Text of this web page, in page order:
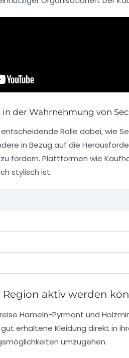
in der Wahrnehmung von
entscheidende Rolle dabei, wie
in Bezug auf die
fördern. Plattformen wie
stylisch ist.
Region aktiv werden
Hameln-Pyrmont und
erhaltene Kleidung direkt in
umzugehen.